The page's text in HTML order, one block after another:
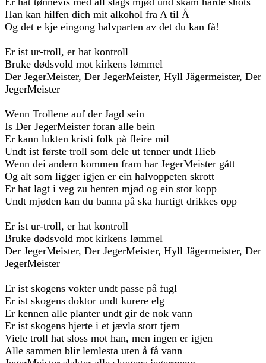
Han kan hilfen dich mit alkohol fra A til Å
Og det e kje eingong halvparten av det du kan få!
Er ist ur-troll, er hat kontroll
Bruke dødsvold mot kirkens lømmel
Der JegerMeister, Der JegerMeister, Hyll Jägermeister, Der
JegerMeister
Wenn Trollene auf der Jagd sein
Is Der JegerMeister foran alle bein
Er kann lukten kristi folk på fleire mil
Undt ist første troll som dele ut tenner undt Hieb
Wenn dei andern kommen fram har JegerMeister gått
Og alt som ligger igjen er ein halvoppeten skrott
Er hat lagt i veg zu henten mjød og ein stor kopp
Undt mjøden kan du banna på ska hurtigt drikkes opp
Er ist ur-troll, er hat kontroll
Bruke dødsvold mot kirkens lømmel
Der JegerMeister, Der JegerMeister, Hyll Jägermeister, Der
JegerMeister
Er ist skogens vokter undt passe på fugl
Er ist skogens doktor undt kurere elg
Er kennen alle planter undt gir de nok vann
Er ist skogens hjerte i et jævla stort tjern
Viele troll hat sloss mot han, men ingen er igjen
Alle sammen blir lemlesta uten å få vann